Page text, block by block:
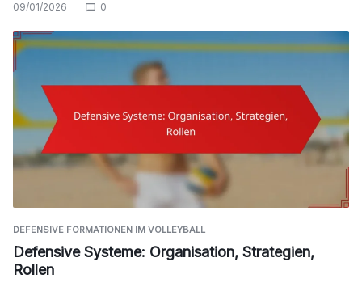
09/01/2026 0
DEFENSIVE FORMATIONEN IM VOLLEYBALL
Defensive Systeme: Organisation, Strategien,
Rollen